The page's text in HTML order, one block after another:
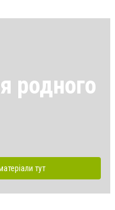
родного
тут